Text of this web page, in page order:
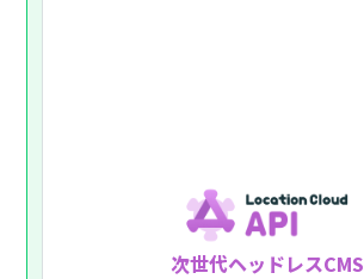
次世代ヘッドレスCMS